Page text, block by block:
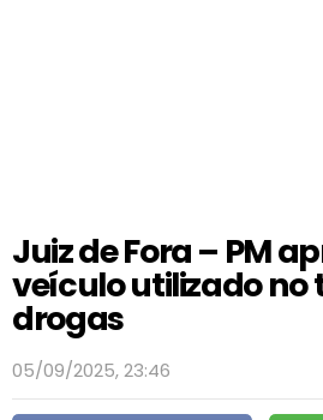
Juiz de Fora – PM
veículo utilizado no
drogas
05/09/2025, 23:46